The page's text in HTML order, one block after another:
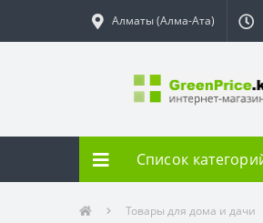
Алматы (Алма-Ата)
Список
Товары для дома и дачи